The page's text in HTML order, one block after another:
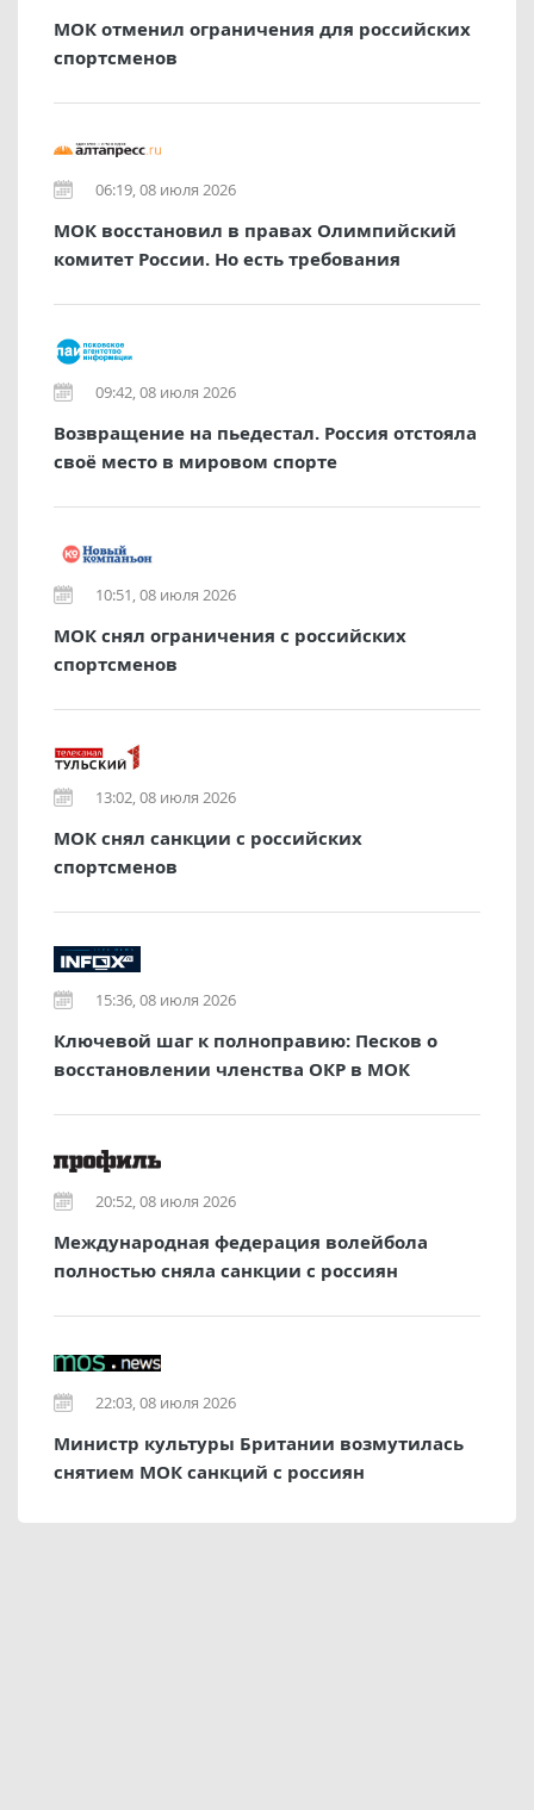
МОК отменил ограничения для российских
спортсменов
06:19, 08 июля 2026
МОК восстановил в правах Олимпийский
комитет России. Но есть требования
09:42, 08 июля 2026
Возвращение на пьедестал. Россия отстояла
своё место в мировом спорте
10:51, 08 июля 2026
МОК снял ограничения с российских
спортсменов
13:02, 08 июля 2026
МОК снял санкции с российских
спортсменов
15:36, 08 июля 2026
Ключевой шаг к полноправию: Песков о
восстановлении членства ОКР в МОК
20:52, 08 июля 2026
Международная федерация волейбола
полностью сняла санкции с россиян
22:03, 08 июля 2026
Министр культуры Британии возмутилась
снятием МОК санкций с россиян